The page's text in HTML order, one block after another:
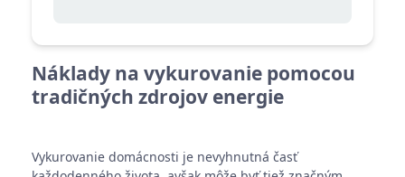
Náklady na vykurovanie pomocou
tradičných zdrojov energie
Vykurovanie domácnosti je nevyhnutná časť